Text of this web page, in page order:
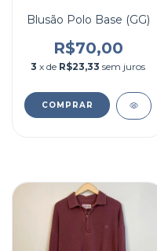
Blusão Polo Base (GG)
R$70,00
3 x de R$23,33 sem juros
COMPRAR